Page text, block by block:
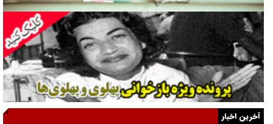
همه آقای دوربینی شده‌ایم!
قصه ناتمام سرویس مدارس
آیا مقاومت فلسطین خلع‌سلاح می‌شود؟
الگوی وحدت‌آفرین در ادراک سیاست خارجی
آخرین اخبار